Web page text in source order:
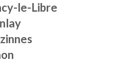
le-Libre